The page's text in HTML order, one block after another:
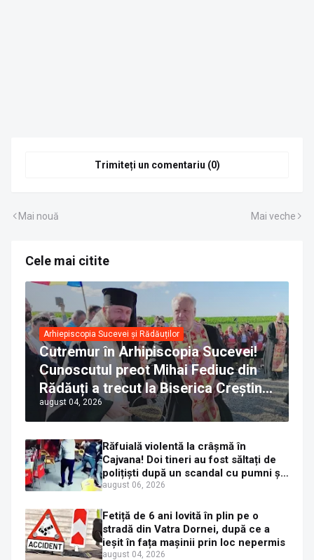
Trimiteți un comentariu (0)
Mai nouă Mai veche
Cele mai citite
Arhiepiscopia Sucevei și Rădăuților
Cutremur în Arhipiscopia Sucevei!
Cunoscutul preot Mihai Fediuc din
Rădăuți a trecut la Biserica Creștină
Ortodoxă Valahă. ÎPS Calinic anunță
că îi pregătește judecata canonică
august 04, 2026
Răfuială violentă la crâșmă în
Cajvana! Doi tineri au fost săltați de
polițiști după un scandal cu pumni și
mașini distruse
august 06, 2026
Fetiță de 6 ani lovită în plin pe o
stradă din Vatra Dornei, după ce a
ieșit în fața mașinii prin loc nepermis
august 04, 2026